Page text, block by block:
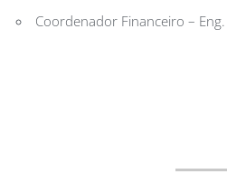
Coordenador Financeiro –